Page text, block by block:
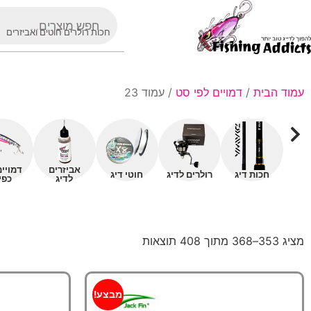
חכות רולרים חוטים ואביזרים
עמוד הבית / דמויים לפי סט / עמוד 23
חכות דיג רולרים לדיג חוטי דיג
אביזרים
לדיג
מציג 353–368 מתוך 408 תוצאות
מבצע!